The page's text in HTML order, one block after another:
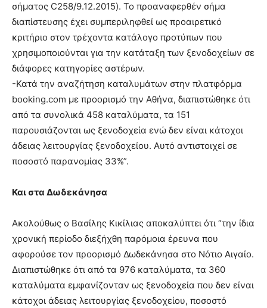
σήματος C258/9.12.2015). Το προαναφερθέν σήμα
διαπίστευσης έχει συμπεριληφθεί ως προαιρετικό
κριτήριο στον τρέχοντα κατάλογο προτύπων που
χρησιμοποιούνται για την κατάταξη των ξενοδοχείων σε
διάφορες κατηγορίες αστέρων.
-Κατά την αναζήτηση καταλυμάτων στην πλατφόρμα
booking.com με προορισμό την Αθήνα, διαπιστώθηκε ότι
από τα συνολικά 458 καταλύματα, τα 151
παρουσιάζονται ως ξενοδοχεία ενώ δεν είναι κάτοχοι
άδειας λειτουργίας ξενοδοχείου. Αυτό αντιστοιχεί σε
ποσοστό παρανομίας 33%”.
Και στα Δωδεκάνησα
Ακολούθως ο Βασίλης Κικίλιας αποκαλύπτει ότι “την ίδια
χρονική περίοδο διεξήχθη παρόμοια έρευνα που
αφορούσε τον προορισμό Δωδεκάνησα στο Νότιο Αιγαίο.
Διαπιστώθηκε ότι από τα 976 καταλύματα, τα 360
καταλύματα εμφανίζονταν ως ξενοδοχεία που δεν είναι
κάτοχοι άδειας λειτουργίας ξενοδοχείου, ποσοστό